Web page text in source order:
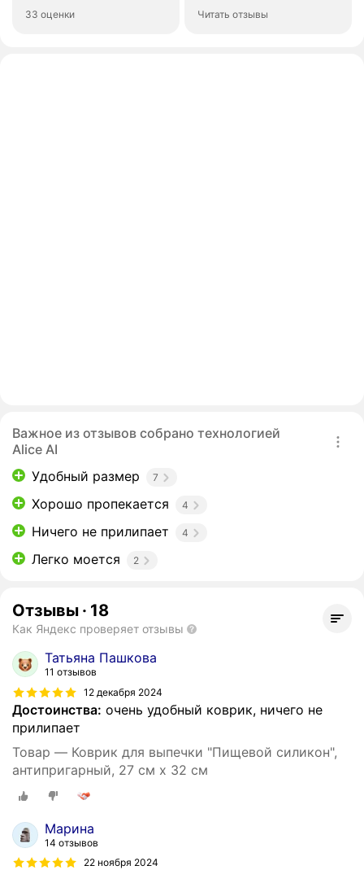
33 оценки Читать отзывы
Важное из отзывов собрано технологией
Alice AI
Удобный размер
7
Хорошо пропекается 4
Ничего не прилипает 4
Легко моется 2
Отзывы · 18
Как Яндекс проверяет отзывы
Татьяна Пашкова
11 отзывов
12 декабря 2024
Достоинства: очень удобный коврик, ничего не
прилипает
Товар — Коврик для выпечки "Пищевой силикон",
антипригарный, 27 см x 32 см
Марина
14 отзывов
22 ноября 2024